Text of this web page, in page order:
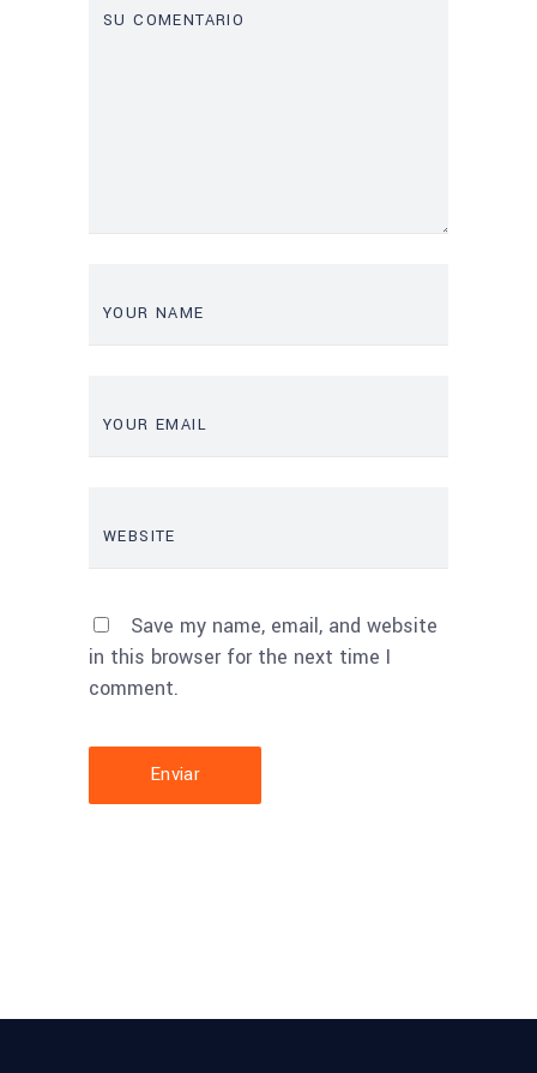
Save my name, email, and website
in this browser for the next time I
comment.
Enviar